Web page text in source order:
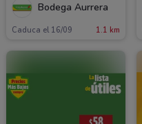
Bodega Aurrera
Caduca el 16/09 1.1 km